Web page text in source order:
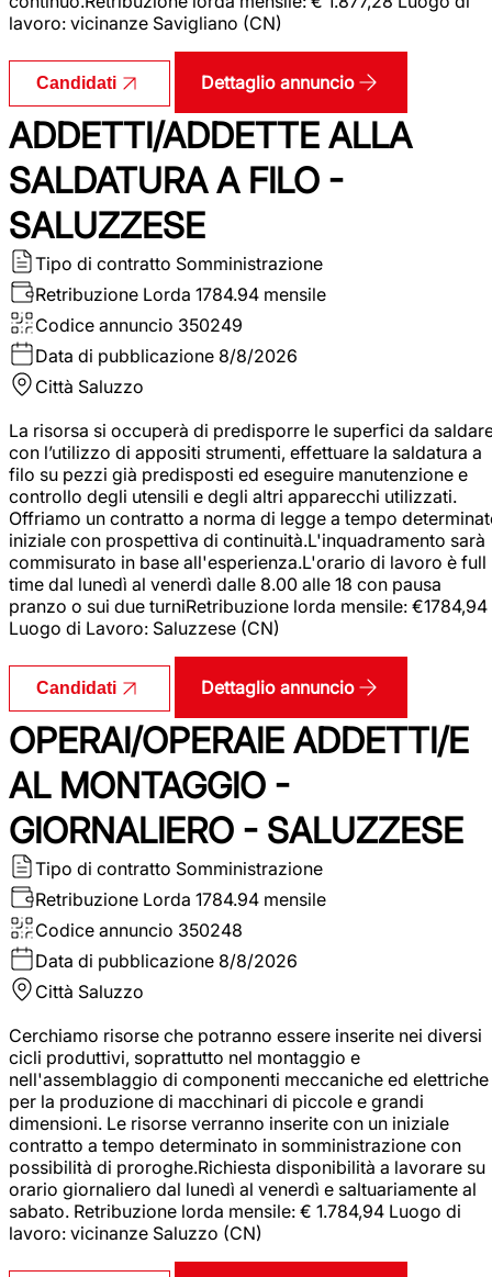
lavoro: vicinanze Savigliano (CN)
Candidati Dettaglio annuncio
ADDETTI/ADDETTE ALLA
SALDATURA A FILO -
SALUZZESE
Tipo di contratto Somministrazione
Retribuzione Lorda 1784.94 mensile
Codice annuncio 350249
Data di pubblicazione 8/8/2026
Città Saluzzo
La risorsa si occuperà di predisporre le superfici da
con l’utilizzo di appositi strumenti, effettuare la saldatura a
filo su pezzi già predisposti ed eseguire manutenzione e
controllo degli utensili e degli altri apparecchi utilizzati.
Offriamo un contratto a norma di legge a tempo
iniziale con prospettiva di continuità.L'inquadramento sarà
commisurato in base all'esperienza.L'orario di lavoro è full
time dal lunedì al venerdì dalle 8.00 alle 18 con pausa
pranzo o sui due turniRetribuzione lorda mensile: €1784,94
Luogo di Lavoro: Saluzzese (CN)
Candidati Dettaglio annuncio
OPERAI/OPERAIE ADDETTI/E
AL MONTAGGIO -
GIORNALIERO - SALUZZESE
Tipo di contratto Somministrazione
Retribuzione Lorda 1784.94 mensile
Codice annuncio 350248
Data di pubblicazione 8/8/2026
Città Saluzzo
Cerchiamo risorse che potranno essere inserite nei diversi
cicli produttivi, soprattutto nel montaggio e
nell'assemblaggio di componenti meccaniche ed elettriche
per la produzione di macchinari di piccole e grandi
dimensioni. Le risorse verranno inserite con un iniziale
contratto a tempo determinato in somministrazione con
possibilità di proroghe.Richiesta disponibilità a lavorare su
orario giornaliero dal lunedì al venerdì e saltuariamente al
sabato. Retribuzione lorda mensile: € 1.784,94 Luogo di
lavoro: vicinanze Saluzzo (CN)